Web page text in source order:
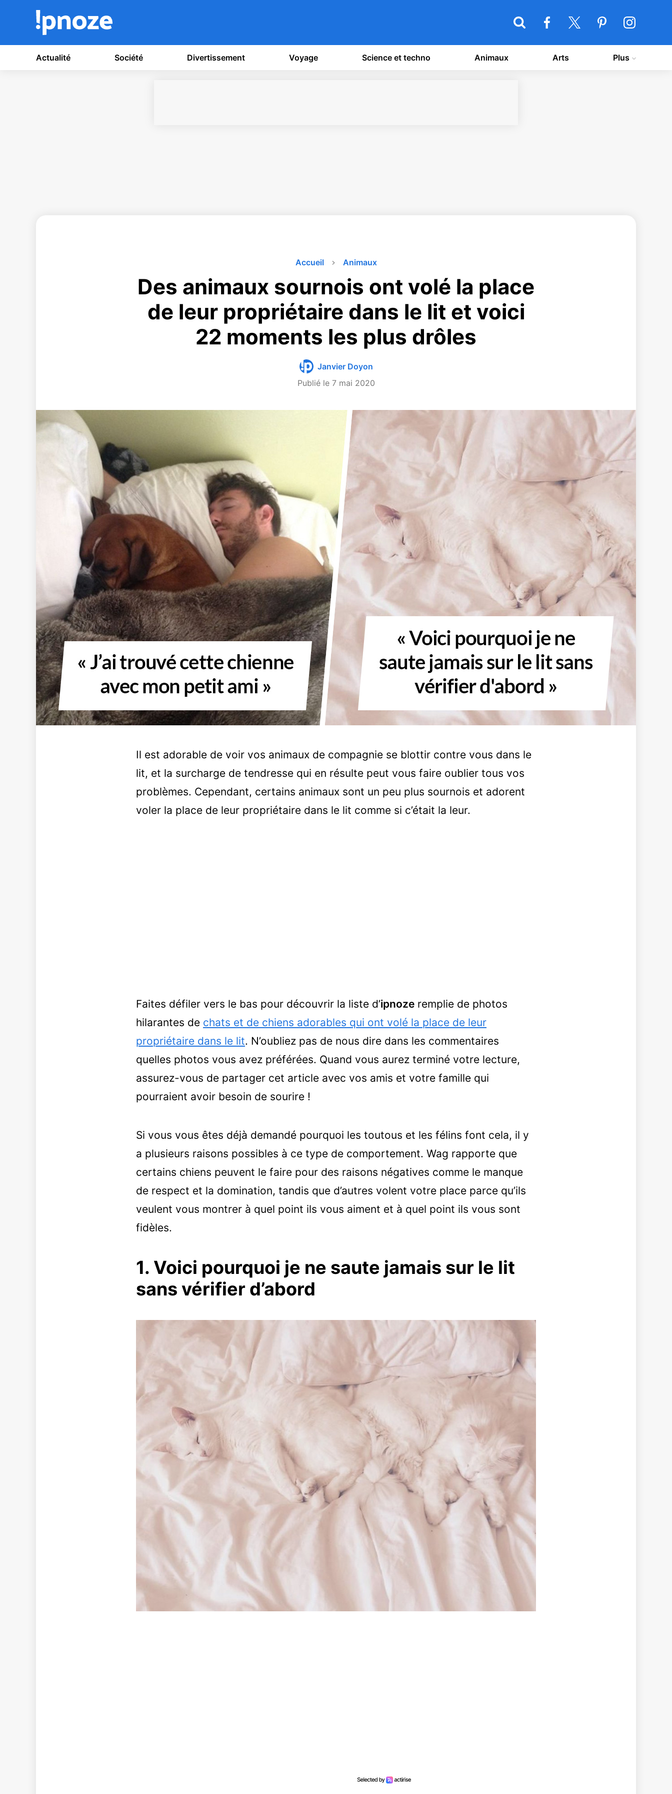
Actualité Société Divertissement Voyage Science et techno Animaux Arts Plus
Accueil Animaux
Des animaux sournois ont volé la place
de leur propriétaire dans le lit et voici
22 moments les plus drôles
Janvier Doyon
Publié le 7 mai 2020
Il est adorable de voir vos animaux de compagnie se blottir contre vous dans le
lit, et la surcharge de tendresse qui en résulte peut vous faire oublier tous vos
problèmes. Cependant, certains animaux sont un peu plus sournois et adorent
voler la place de leur propriétaire dans le lit comme si c’était la leur.
Faites défiler vers le bas pour découvrir la liste d’ipnoze remplie de photos
hilarantes de chats et de chiens adorables qui ont volé la place de leur
propriétaire dans le lit. N’oubliez pas de nous dire dans les commentaires
quelles photos vous avez préférées. Quand vous aurez terminé votre lecture,
assurez-vous de partager cet article avec vos amis et votre famille qui
pourraient avoir besoin de sourire !
Si vous vous êtes déjà demandé pourquoi les toutous et les félins font cela, il y
a plusieurs raisons possibles à ce type de comportement. Wag rapporte que
certains chiens peuvent le faire pour des raisons négatives comme le manque
de respect et la domination, tandis que d’autres volent votre place parce qu’ils
veulent vous montrer à quel point ils vous aiment et à quel point ils vous sont
fidèles.
1. Voici pourquoi je ne saute jamais sur le lit
sans vérifier d’abord